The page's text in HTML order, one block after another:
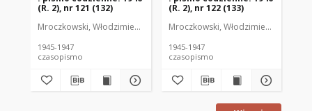
(R. 2), nr 121 (132)
Mroczkowski, Włodzimierz (1902-1971). Redaktor
1945-1947
czasopismo
(R. 2), nr 122 (133)
Mroczkowski, Włodzimierz (1902-
1945-1947
czasopismo